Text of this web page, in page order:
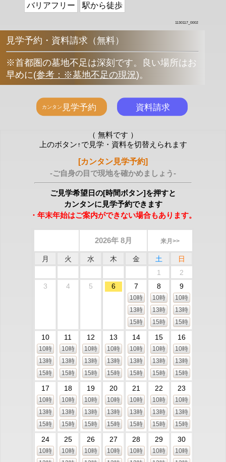
バリアフリー 駅から徒歩
1130117_0002
見学予約・資料請求（無料）
※首都圏の墓地不足は深刻です。良い場所はお
早めに(参考：※墓地不足の現況)。
（ 無料です ）
上のボタン↑で見学・資料を切替えられます
[カンタン見学予約]
-ご自身の目で現地を確かめましょう-
ご見学希望日の[時間ボタン]を押すと
カンタンに見学予約できます
・年末年始はご案内ができない場合もあります。
2026年 8月 来月>>
月 火 水 木 金 土
日
1
2
3
4 5 6 7
10時
13時
15時
8
10時
13時
15時
9
10時
13時
15時
10
10時
13時
15時
11
10時
13時
15時
12
10時
13時
15時
13
10時
13時
15時
14
10時
13時
15時
15
10時
13時
15時
16
10時
13時
15時
17
10時
13時
15時
18
10時
13時
15時
19
10時
13時
15時
20
10時
13時
15時
21
10時
13時
15時
22
10時
13時
15時
23
10時
13時
15時
24
10時
25
10時
26
10時
27
10時
28
10時
29
10時
30
10時